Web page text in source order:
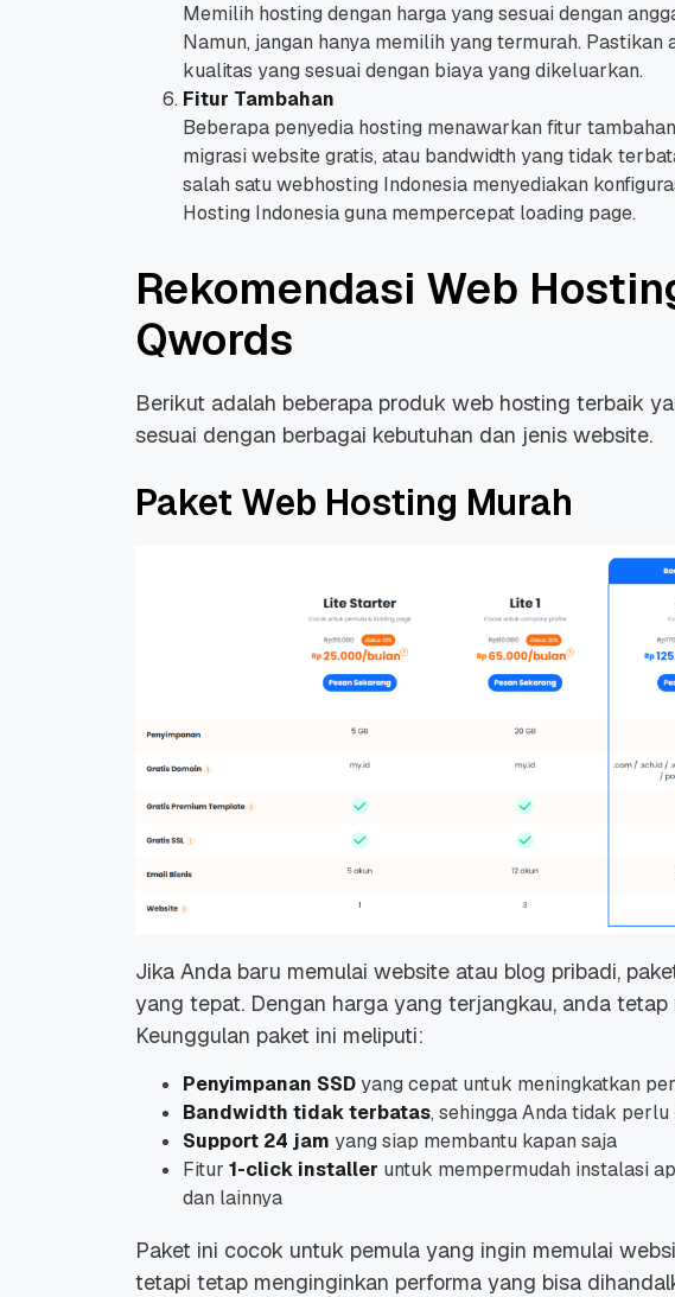
Panduan Lengkap Promo
Domain .ID dan Diskon
Terbaru
20 Nov, 2025 6
Memilih hosting dengan harga yang sesuai dengan
Namun, jangan hanya memilih yang termurah. Pastikan
kualitas yang sesuai dengan biaya yang dikeluarkan.
Fitur Tambahan
Beberapa penyedia hosting menawarkan fitur
migrasi website gratis, atau bandwidth yang tidak
salah satu webhosting Indonesia menyediakan
Hosting Indonesia guna mempercepat loading page.
Rekomendasi Web
Qwords
Berikut adalah beberapa produk web hosting terbaik
sesuai dengan berbagai kebutuhan dan jenis website.
Paket Web Hosting Murah
Jika Anda baru memulai website atau blog pribadi,
yang tepat. Dengan harga yang terjangkau, anda
Keunggulan paket ini meliputi:
Penyimpanan SSD yang cepat untuk meningkatkan
Bandwidth tidak terbatas, sehingga Anda tidak
Support 24 jam yang siap membantu kapan saja
Fitur 1-click installer untuk mempermudah instalasi
dan lainnya
Paket ini cocok untuk pemula yang ingin memulai
tetapi tetap menginginkan performa yang bisa